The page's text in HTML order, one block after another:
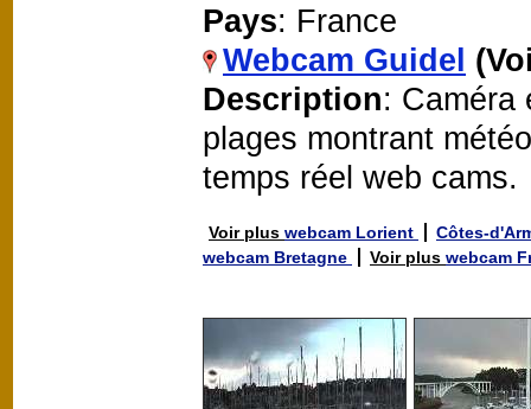
Pays: France
Webcam Guidel
Description: Caméra
plages montrant
temps réel web cams.
Voir plus webcam Lorient
Côtes-
webcam Bretagne
Voir plus webcam